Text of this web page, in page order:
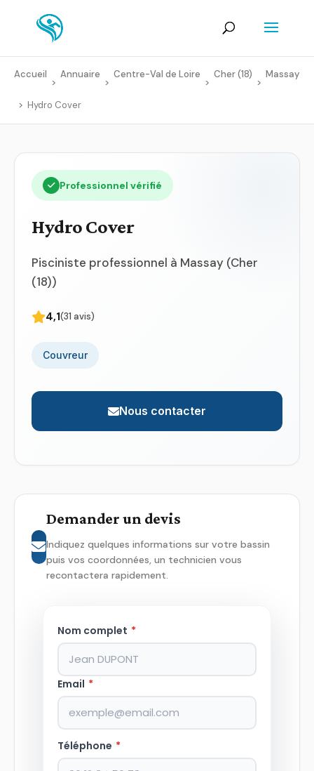
Accueil
>
Annuaire
>
Centre-Val de Loire
>
Cher (18)
>
Massay
> Hydro Cover
Professionnel vérifié
Hydro Cover
Pisciniste professionnel à Massay (Cher
(18))
4,1(31 avis)
Couvreur
Nous contacter
Demander un devis
Indiquez quelques informations sur votre bassin
puis vos coordonnées, un technicien vous
recontactera rapidement.
Nom complet *
Email *
Téléphone *